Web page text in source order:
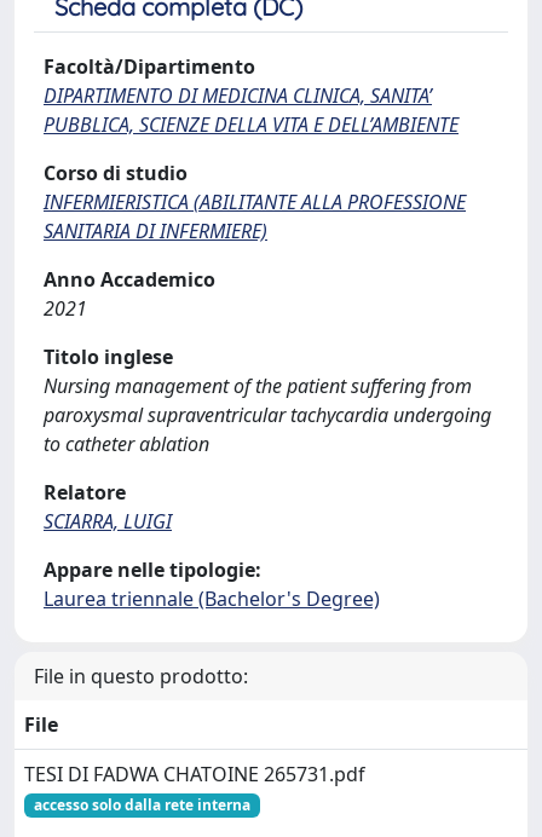
Scheda completa (DC)
Facoltà/Dipartimento
DIPARTIMENTO DI MEDICINA CLINICA, SANITA’
PUBBLICA, SCIENZE DELLA VITA E DELL’AMBIENTE
Corso di studio
INFERMIERISTICA (ABILITANTE ALLA PROFESSIONE
SANITARIA DI INFERMIERE)
Anno Accademico
2021
Titolo inglese
Nursing management of the patient suffering from
paroxysmal supraventricular tachycardia undergoing
to catheter ablation
Relatore
SCIARRA, LUIGI
Appare nelle tipologie:
Laurea triennale (Bachelor's Degree)
File in questo prodotto:
File
TESI DI FADWA CHATOINE 265731.pdf
accesso solo dalla rete interna